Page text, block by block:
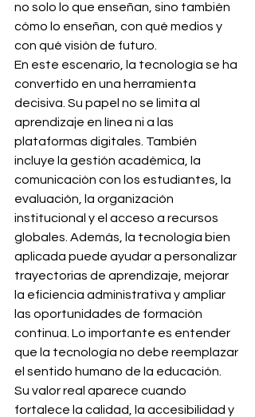
no solo lo que enseñan, sino también
cómo lo enseñan, con qué medios y
con qué visión de futuro.
En este escenario, la tecnología se ha
convertido en una herramienta
decisiva. Su papel no se limita al
aprendizaje en línea ni a las
plataformas digitales. También
incluye la gestión académica, la
comunicación con los estudiantes, la
evaluación, la organización
institucional y el acceso a recursos
globales. Además, la tecnología bien
aplicada puede ayudar a personalizar
trayectorias de aprendizaje, mejorar
la eficiencia administrativa y ampliar
las oportunidades de formación
continua. Lo importante es entender
que la tecnología no debe reemplazar
el sentido humano de la educación.
Su valor real aparece cuando
fortalece la calidad, la accesibilidad y